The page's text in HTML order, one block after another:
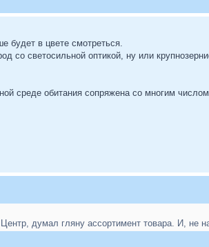
будет в цвете смотреться.
со светосильной оптикой, ну или
среде обитания сопряжена со многим
думал гляну ассортимент товара. И, не